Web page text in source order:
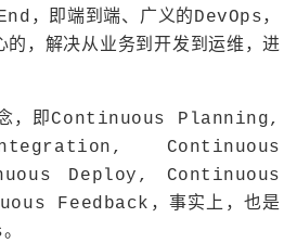
，即端到端、广义的DevOps，
的，解决从业务到开发到运维，进
念，即Continuous Planning,
Continuous
Deploy, Continuous
Feedback，事实上，也是